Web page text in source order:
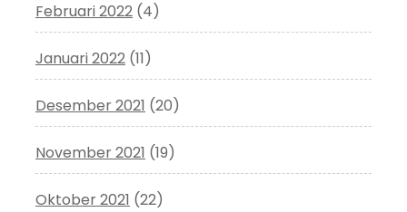
Februari 2022 (4)
Januari 2022 (11)
Desember 2021 (20)
November 2021 (19)
Oktober 2021 (22)